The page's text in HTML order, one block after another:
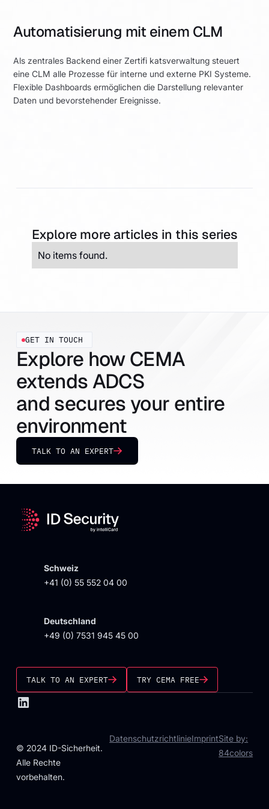
Automatisierung mit einem CLM
Als zentrales Backend einer Zertifi katsverwaltung steuert
eine CLM alle Prozesse für interne und externe PKI Systeme.
Flexible Dashboards ermöglichen die Darstellung relevanter
Daten und bevorstehender Ereignisse.
Explore more articles in this series
No items found.
GET IN TOUCH
Explore how CEMA
extends ADCS
and secures your entire
environment
TALK TO AN EXPERT
Schweiz
+41 (0) 55 552 04 00
Deutschland
+49 (0) 7531 945 45 00
TALK TO AN EXPERT TRY CEMA FREE
© 2024 ID-Sicherheit.
Alle Rechte
vorbehalten.
DatenschutzrichtlinieImprintSite by:
84colors